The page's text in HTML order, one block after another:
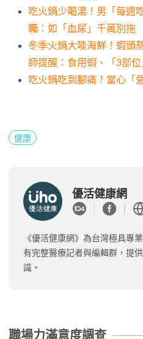
吃火鍋少喝湯！男「每週
矚：如「血尿」千萬別拖
冬季火鍋大啖海鮮！蝦頭
師提醒：食用蝦、「3部
吃火鍋吃到腳痛！當心「
健康
優活健康網
《優活健康網》為台灣極具專
有完整醫療記者與編輯群，提
識。
職場力滿意度調查